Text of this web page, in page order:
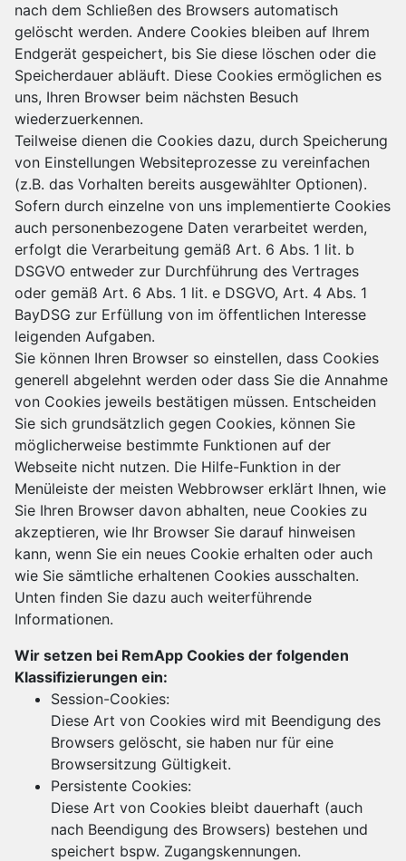
nach dem Schließen des Browsers automatisch
gelöscht werden. Andere Cookies bleiben auf Ihrem
Endgerät gespeichert, bis Sie diese löschen oder die
Speicherdauer abläuft. Diese Cookies ermöglichen es
uns, Ihren Browser beim nächsten Besuch
wiederzuerkennen.
Teilweise dienen die Cookies dazu, durch Speicherung
von Einstellungen Websiteprozesse zu vereinfachen
(z.B. das Vorhalten bereits ausgewählter Optionen).
Sofern durch einzelne von uns implementierte Cookies
auch personenbezogene Daten verarbeitet werden,
erfolgt die Verarbeitung gemäß Art. 6 Abs. 1 lit. b
DSGVO entweder zur Durchführung des Vertrages
oder gemäß Art. 6 Abs. 1 lit. e DSGVO, Art. 4 Abs. 1
BayDSG zur Erfüllung von im öffentlichen Interesse
leigenden Aufgaben.
Sie können Ihren Browser so einstellen, dass Cookies
generell abgelehnt werden oder dass Sie die Annahme
von Cookies jeweils bestätigen müssen. Entscheiden
Sie sich grundsätzlich gegen Cookies, können Sie
möglicherweise bestimmte Funktionen auf der
Webseite nicht nutzen. Die Hilfe-Funktion in der
Menüleiste der meisten Webbrowser erklärt Ihnen, wie
Sie Ihren Browser davon abhalten, neue Cookies zu
akzeptieren, wie Ihr Browser Sie darauf hinweisen
kann, wenn Sie ein neues Cookie erhalten oder auch
wie Sie sämtliche erhaltenen Cookies ausschalten.
Unten finden Sie dazu auch weiterführende
Informationen.
Wir setzen bei RemApp Cookies der folgenden
Klassifizierungen ein:
Session-Cookies:
Diese Art von Cookies wird mit Beendigung des
Browsers gelöscht, sie haben nur für eine
Browsersitzung Gültigkeit.
Persistente Cookies:
Diese Art von Cookies bleibt dauerhaft (auch
nach Beendigung des Browsers) bestehen und
speichert bspw. Zugangskennungen.